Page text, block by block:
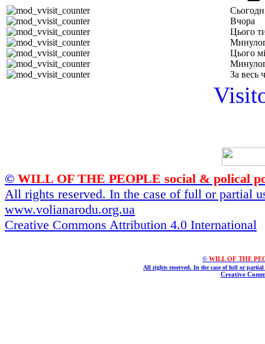
Вчора
Цього
Цього
За весь
© WILL OF THE PEOPLE social & polical
All rights reserved. In the case of full or partial
www.volianarodu.org.ua
Creative Commons Attribution 4.0 International
© WILL OF THE
All rights reserved. In the case of full or
Creative